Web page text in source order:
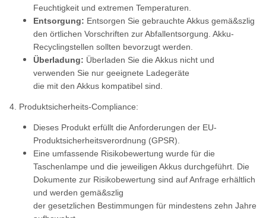
Feuchtigkeit und extremen Temperaturen.
Entsorgung: Entsorgen Sie gebrauchte Akkus gemä&szlig
den örtlichen Vorschriften zur Abfallentsorgung. Akku-
Recyclingstellen sollten bevorzugt werden.
Überladung: Überladen Sie die Akkus nicht und
verwenden Sie nur geeignete Ladegeräte
die mit den Akkus kompatibel sind.
4. Produktsicherheits-Compliance:
Dieses Produkt erfüllt die Anforderungen der EU-
Produktsicherheitsverordnung (GPSR).
Eine umfassende Risikobewertung wurde für die
Taschenlampe und die jeweiligen Akkus durchgeführt. Die
Dokumente zur Risikobewertung sind auf Anfrage erhältlich
und werden gemä&szlig
der gesetzlichen Bestimmungen für mindestens zehn Jahre